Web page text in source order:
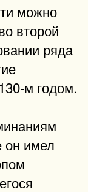
можно
второй
ряда
м годом.
он имел